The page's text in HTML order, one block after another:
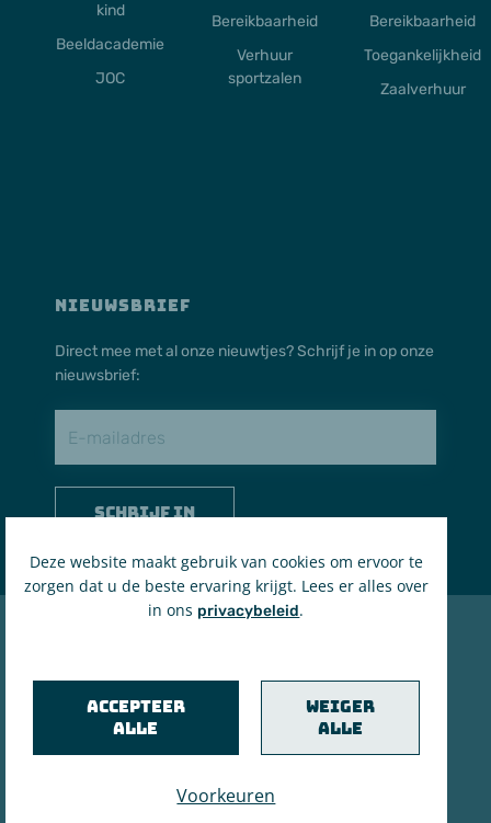
NIEUWSBRIEF
Direct mee met al onze nieuwtjes? Schrijf je in op onze
nieuwsbrief:
Schrijf in
kind
Beeldacademie
JOC
Bereikbaarheid
Verhuur
sportzalen
Bereikbaarheid
Toegankelijkheid
Zaalverhuur
BE 0207.535.161
Privacyverklaring & cookiebeleid
in brand gezet door de maanstekerij
Deze website maakt gebruik van cookies om ervoor te
zorgen dat u de beste ervaring krijgt. Lees er alles over
in ons privacybeleid.
Weiger
alle
Accepteer
alle
Voorkeuren